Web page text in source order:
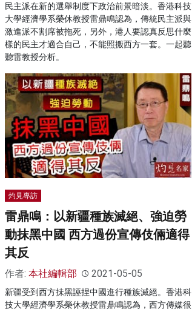
民主派在新的選舉制度下政治前景暗淡。香港科技
大學經濟學系榮休教授雷鼎鳴認為，傳統民主派與
激進派不割席被拖死，另外，港人要認真反思什麼
樣的民主才適合自己，不能照搬西方一套。一起聽
聽雷教授分析。
灼見專訪
雷鼎鳴：以新疆種族滅絕、強迫勞
動抹黑中國 西方過份宣傳伎倆適得
其反
作者: 本社編輯部 2021-05-05
新疆受到西方抺黑誣捏中國進行種族滅絕。香港科
技大學經濟學系榮休教授雷鼎鳴認為，西方傳媒很